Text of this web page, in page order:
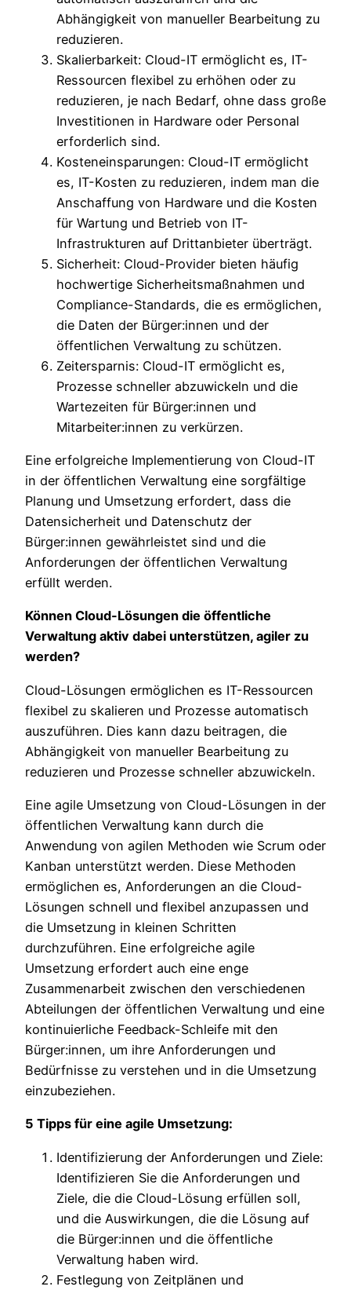
Abhängigkeit von manueller Bearbeitung zu
reduzieren.
Skalierbarkeit: Cloud-IT ermöglicht es, IT-
Ressourcen flexibel zu erhöhen oder zu
reduzieren, je nach Bedarf, ohne dass große
Investitionen in Hardware oder Personal
erforderlich sind.
Kosteneinsparungen: Cloud-IT ermöglicht
es, IT-Kosten zu reduzieren, indem man die
Anschaffung von Hardware und die Kosten
für Wartung und Betrieb von IT-
Infrastrukturen auf Drittanbieter überträgt.
Sicherheit: Cloud-Provider bieten häufig
hochwertige Sicherheitsmaßnahmen und
Compliance-Standards, die es ermöglichen,
die Daten der Bürger:innen und der
öffentlichen Verwaltung zu schützen.
Zeitersparnis: Cloud-IT ermöglicht es,
Prozesse schneller abzuwickeln und die
Wartezeiten für Bürger:innen und
Mitarbeiter:innen zu verkürzen.
Eine erfolgreiche Implementierung von Cloud-IT
in der öffentlichen Verwaltung eine sorgfältige
Planung und Umsetzung erfordert, dass die
Datensicherheit und Datenschutz der
Bürger:innen gewährleistet sind und die
Anforderungen der öffentlichen Verwaltung
erfüllt werden.
Können Cloud-Lösungen die öffentliche
Verwaltung aktiv dabei unterstützen, agiler zu
werden?
Cloud-Lösungen ermöglichen es IT-Ressourcen
flexibel zu skalieren und Prozesse automatisch
auszuführen. Dies kann dazu beitragen, die
Abhängigkeit von manueller Bearbeitung zu
reduzieren und Prozesse schneller abzuwickeln.
Eine agile Umsetzung von Cloud-Lösungen in der
öffentlichen Verwaltung kann durch die
Anwendung von agilen Methoden wie Scrum oder
Kanban unterstützt werden. Diese Methoden
ermöglichen es, Anforderungen an die Cloud-
Lösungen schnell und flexibel anzupassen und
die Umsetzung in kleinen Schritten
durchzuführen. Eine erfolgreiche agile
Umsetzung erfordert auch eine enge
Zusammenarbeit zwischen den verschiedenen
Abteilungen der öffentlichen Verwaltung und eine
kontinuierliche Feedback-Schleife mit den
Bürger:innen, um ihre Anforderungen und
Bedürfnisse zu verstehen und in die Umsetzung
einzubeziehen.
5 Tipps für eine agile Umsetzung:
Identifizierung der Anforderungen und Ziele:
Identifizieren Sie die Anforderungen und
Ziele, die die Cloud-Lösung erfüllen soll,
und die Auswirkungen, die die Lösung auf
die Bürger:innen und die öffentliche
Verwaltung haben wird.
Festlegung von Zeitplänen und